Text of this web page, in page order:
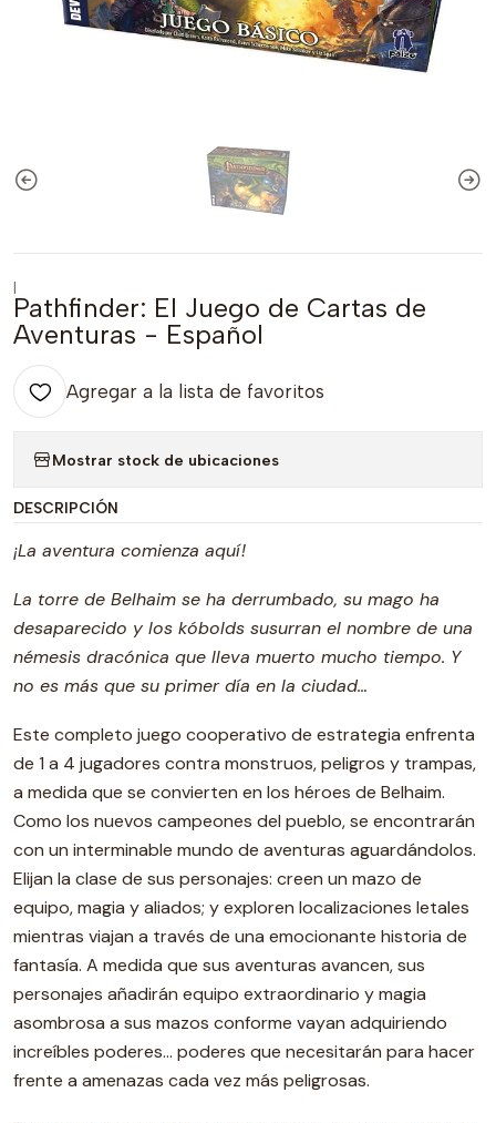
|
Pathfinder: El Juego de Cartas de
Aventuras - Español
Agregar a la lista de favoritos
Mostrar stock de ubicaciones
DESCRIPCIÓN
¡La aventura comienza aquí!
La torre de Belhaim se ha derrumbado, su mago ha
desaparecido y los kóbolds susurran el nombre de una
némesis dracónica que lleva muerto mucho tiempo. Y
no es más que su primer día en la ciudad…
Este completo juego cooperativo de estrategia enfrenta
de 1 a 4 jugadores contra monstruos, peligros y trampas,
a medida que se convierten en los héroes de Belhaim.
Como los nuevos campeones del pueblo, se encontrarán
con un interminable mundo de aventuras aguardándolos.
Elijan la clase de sus personajes: creen un mazo de
equipo, magia y aliados; y exploren localizaciones letales
mientras viajan a través de una emocionante historia de
fantasía. A medida que sus aventuras avancen, sus
personajes añadirán equipo extraordinario y magia
asombrosa a sus mazos conforme vayan adquiriendo
increíbles poderes… poderes que necesitarán para hacer
frente a amenazas cada vez más peligrosas.